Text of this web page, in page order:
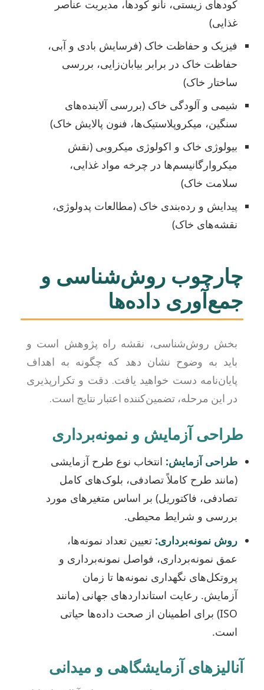
کودهای زیستی، نانو کودها، مدیریت عناصر
غذایی)
فیزیک و حفاظت خاک (فرسایش بادی و آبی،
حفاظت خاک در برابر بیابان‌زایی، بررسی
ساختار خاک)
شیمی و آلودگی خاک (بررسی آلاینده‌های
سنگین، میکروپلاستیک‌ها، فنون پالایش خاک)
بیولوژی خاک و اکولوژی میکروبی (نقش
میکروارگانیسم‌ها در چرخه مواد غذایی،
سلامت خاک)
پیدایش و رده‌بندی خاک (مطالعات پدولوژی،
نقشه‌های خاک)
چارچوب روش‌شناسی و
جمع‌آوری داده‌ها
بخش روش‌شناسی، نقشه راه پژوهش است و
باید به وضوح نشان دهد که چگونه به اهداف
پایان‌نامه دست خواهید یافت. دقت و تکرارپذیری
در این مرحله، تضمین‌کننده اعتبار نتایج است.
طراحی آزمایش و نمونه‌برداری
طراحی آزمایش: انتخاب نوع طرح آزمایشی
(مانند طرح کاملاً تصادفی، بلوک‌های کامل
تصادفی، فاکتوریل) بر اساس متغیرهای مورد
بررسی و شرایط محیطی.
روش نمونه‌برداری: تعیین تعداد نمونه‌ها،
عمق نمونه‌برداری، فواصل نمونه‌برداری و
پروتکل‌های نگهداری نمونه‌ها تا زمان
آزمایش. رعایت استانداردهای جهانی (مانند
ISO) برای اطمینان از صحت داده‌ها حیاتی
است.
آنالیزهای آزمایشگاهی و میدانی